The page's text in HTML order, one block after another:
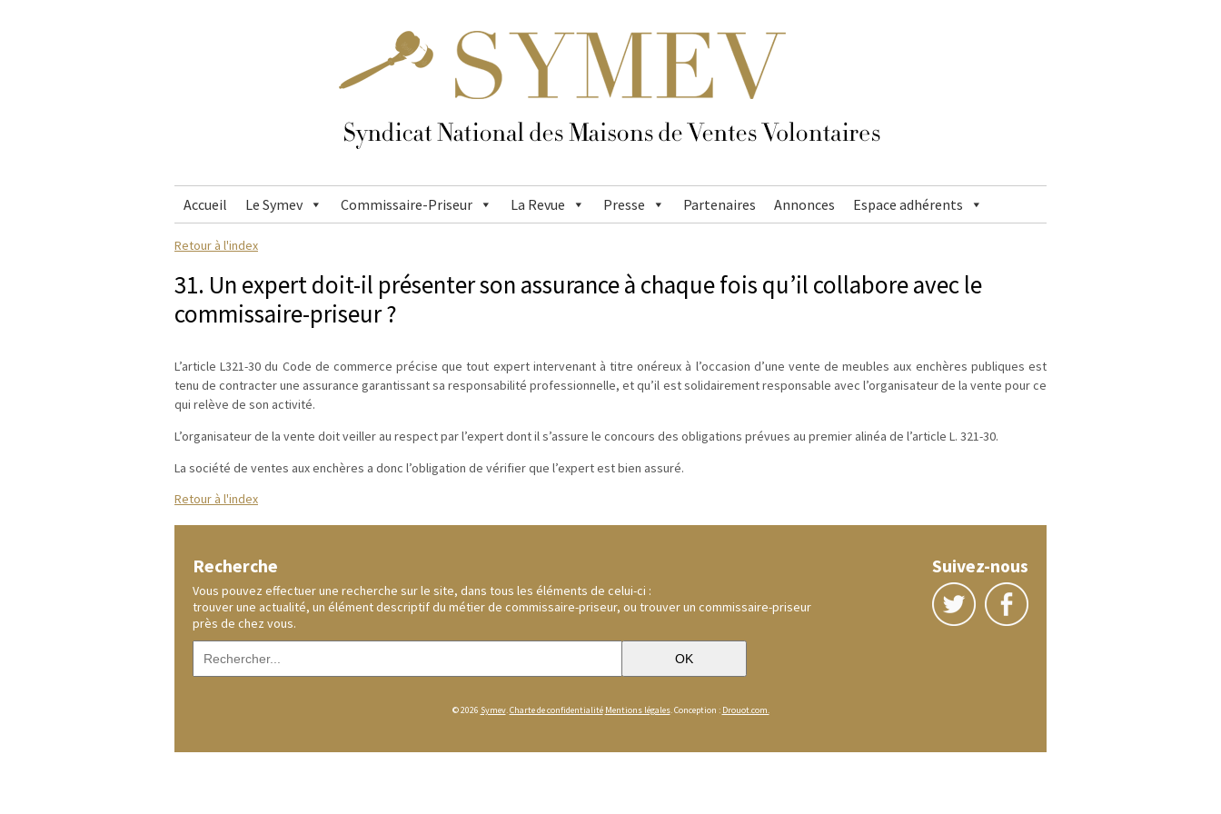
Accueil Le Symev Commissaire-Priseur La Revue Presse Partenaires Annonces Espace adhérents
Retour à l'index
31. Un expert doit-il présenter son assurance à chaque fois qu’il collabore avec le
commissaire-priseur ?
L’article L321-30 du Code de commerce précise que tout expert intervenant à titre onéreux à l’occasion d’une vente de meubles aux enchères publiques est
tenu de contracter une assurance garantissant sa responsabilité professionnelle, et qu’il est solidairement responsable avec l’organisateur de la vente pour ce
qui relève de son activité.
L’organisateur de la vente doit veiller au respect par l’expert dont il s’assure le concours des obligations prévues au premier alinéa de l’article L. 321-30.
La société de ventes aux enchères a donc l’obligation de vérifier que l’expert est bien assuré.
Retour à l'index
Recherche
Vous pouvez effectuer une recherche sur le site, dans tous les éléments de celui-ci :
trouver une actualité, un élément descriptif du métier de commissaire-priseur, ou trouver un commissaire-priseur
près de chez vous.
Suivez-nous
© 2026 Symev.Charte de confidentialité Mentions légales. Conception : Drouot.com.